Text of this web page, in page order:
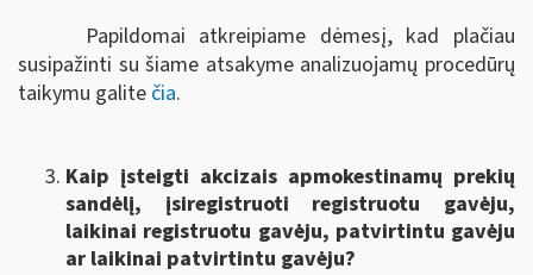
Papildomai atkreipiame dėmesį, kad plačiau
susipažinti su šiame atsakyme analizuojamų procedūrų
taikymu galite čia.
Kaip įsteigti akcizais apmokestinamų prekių
sandėlį, įsiregistruoti registruotu gavėju,
laikinai registruotu gavėju, patvirtintu gavėju
ar laikinai patvirtintu gavėju?